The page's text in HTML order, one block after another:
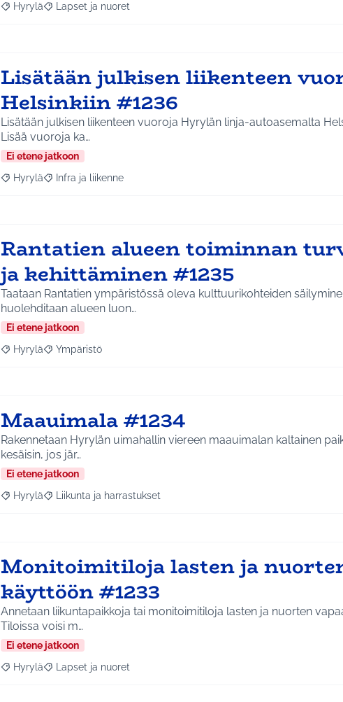
Rajaa tulokset aihepiirin mukaan: Hyrylä
Hyrylä Rajaa tulokset teeman mukaan: Lapset ja nuoret
Lapset ja nuoret
Lisätään julkisen liikenteen
Helsinkiin #1236
Lisätään julkisen liikenteen vuoroja Hyrylän linja-autoasemalta
Lisää vuoroja ka…
Ei etene jatkoon
Rajaa tulokset aihepiirin mukaan: Hyrylä
Hyrylä Rajaa tulokset teeman mukaan: Infra ja liikenne
Infra ja liikenne
Rantatien alueen toiminnan
ja kehittäminen #1235
Taataan Rantatien ympäristössä oleva kulttuurikohteiden
huolehditaan alueen luon…
Ei etene jatkoon
Rajaa tulokset aihepiirin mukaan: Hyrylä
Hyrylä Rajaa tulokset teeman mukaan: Ympäristö
Ympäristö
Maauimala #1234
Rakennetaan Hyrylän uimahallin viereen maauimalan kaltainen
kesäisin, jos jär…
Ei etene jatkoon
Rajaa tulokset aihepiirin mukaan: Hyrylä
Hyrylä Rajaa tulokset teeman mukaan: Liikunta ja harrastukset
Liikunta ja harrastukset
Monitoimitiloja lasten ja
käyttöön #1233
Annetaan liikuntapaikkoja tai monitoimitiloja lasten ja nuorten
Tiloissa voisi m…
Ei etene jatkoon
Rajaa tulokset aihepiirin mukaan: Hyrylä
Hyrylä Rajaa tulokset teeman mukaan: Lapset ja nuoret
Lapset ja nuoret